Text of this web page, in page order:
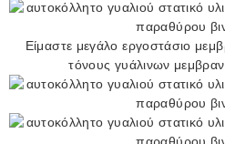
Είμαστε μεγάλο εργοστάσιο
τόνους γυάλινων